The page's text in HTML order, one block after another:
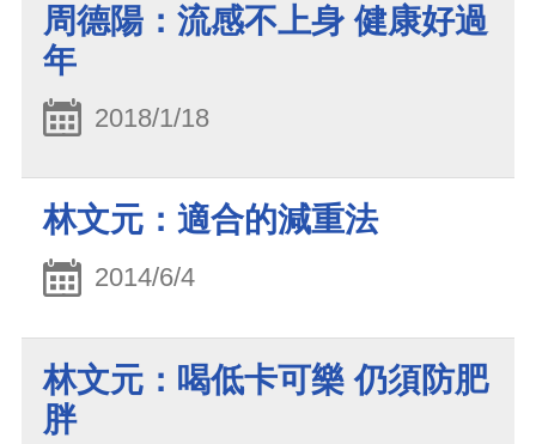
周德陽：流感不上身 健康好過
年
2018/1/18
林文元：適合的減重法
2014/6/4
林文元：喝低卡可樂 仍須防肥
胖